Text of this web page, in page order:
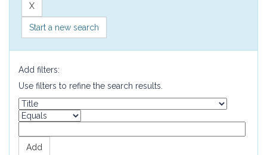
Start a new search
Add filters:
Use filters to refine the search results.